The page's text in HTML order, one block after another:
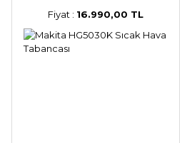
Fiyat : 16.990,00 TL